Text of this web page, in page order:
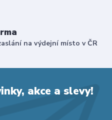
na výdejní místo v ČR
akce a slevy!